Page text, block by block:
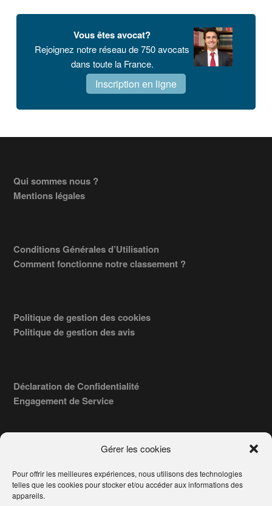
Gérer les cookies
Pour offrir les meilleures expériences, nous utilisons des technologies
telles que les cookies pour stocker et/ou accéder aux informations des
appareils.
Vous êtes avocat?
Rejoignez notre réseau de 750 avocats
dans toute la France.
Inscription en ligne
Footer
Qui sommes nous ?
Mentions légales
Conditions Générales d’Utilisation
Comment fonctionne notre classement ?
Politique de gestion des cookies
Politique de gestion des avis
Déclaration de Confidentialité
Engagement de Service
COPYRIGHT © 2026 · TROUVERVOTREAVOCAT.COM, ÉDITÉ PAR
LA SOCIÉTÉAWATECH- 91, RUE DU FAUBOURG ST HONORÉ